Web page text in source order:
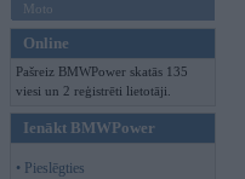
Moto
Online
Pašreiz BMWPower skatās 135
viesi un 2 reģistrēti lietotāji.
Ienākt BMWPower
• Pieslēgties